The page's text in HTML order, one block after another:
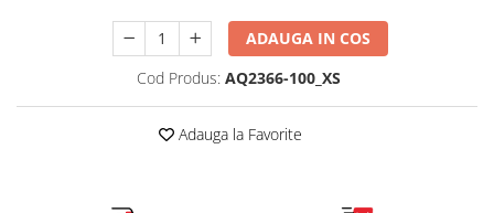
ADAUGA IN COS
Cod Produs: AQ2366-100_XS
Adauga la Favorite